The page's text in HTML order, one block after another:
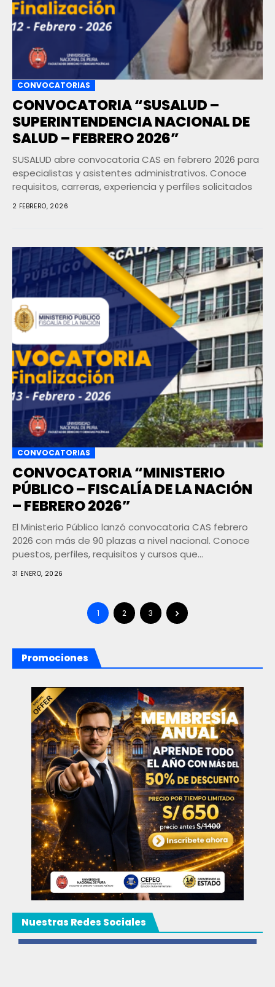
CONVOCATORIAS
CONVOCATORIA “SUSALUD –
SUPERINTENDENCIA NACIONAL DE
SALUD – FEBRERO 2026”
SUSALUD abre convocatoria CAS en febrero 2026 para
especialistas y asistentes administrativos. Conoce
requisitos, carreras, experiencia y perfiles solicitados
2 FEBRERO, 2026
CONVOCATORIAS
CONVOCATORIA “MINISTERIO
PÚBLICO – FISCALÍA DE LA NACIÓN
– FEBRERO 2026”
El Ministerio Público lanzó convocatoria CAS febrero
2026 con más de 90 plazas a nivel nacional. Conoce
puestos, perfiles, requisitos y cursos que...
31 ENERO, 2026
1 2 3
Promociones
Nuestras Redes Sociales